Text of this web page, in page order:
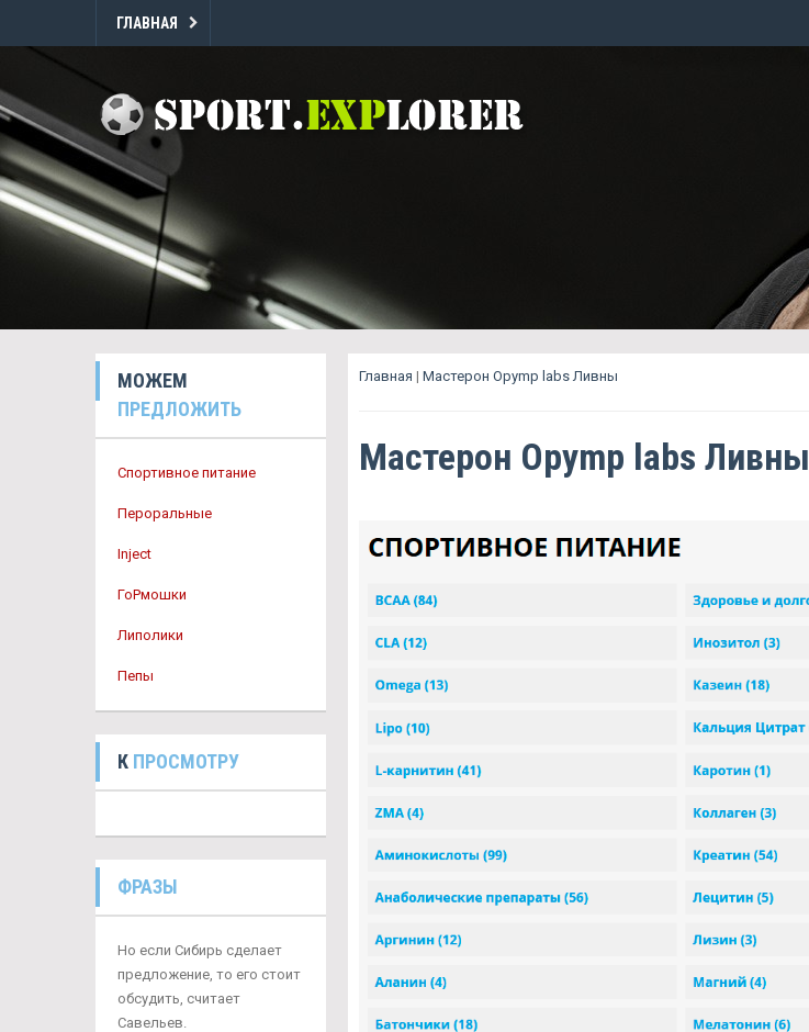
ГЛАВНАЯ
МОЖЕМ
ПРЕДЛОЖИТЬ
Спортивное питание
Пероральные
Inject
ГоРмошки
Липолики
Пепы
К ПРОСМОТРУ
ФРАЗЫ
Но если Сибирь сделает
предложение, то его стоит
обсудить, считает
Савельев.
Главная | Мастерон Opymp labs Ливны
Мастерон Opymp labs Ливны